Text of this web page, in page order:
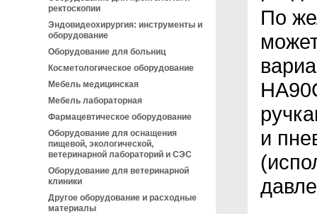
ректоскопии
Эндовидеохирургия: инструменты и
оборудование
Оборудование для больниц
Косметологическое оборудование
Мебель медицинская
Мебель лабораторная
Фармацевтическое оборудование
Оборудование для оснащения
пищевой, экологической,
ветеринарной лабораторий и СЭС
Оборудование для ветеринарной
клиники
Другое оборудование и расходные
материалы
По
и